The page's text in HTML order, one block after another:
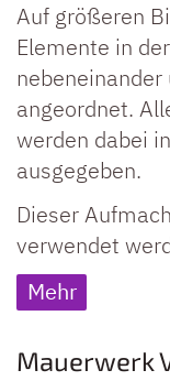
Auf größeren
Elemente in der
angeordnet.
werden dabei
ausgegeben.
Dieser
verwendet
Mehr
Mauerwerk